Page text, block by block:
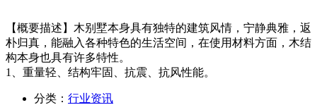
【概要描述】 木别墅本身具有独特的建筑风情，宁静典雅，返
朴归真，能融入各种特色的生活空间，在使用材料方面，木结
构本身也具有许多特性。
1、重量轻、结构牢固、抗震、抗风性能。
分类： 行业资讯